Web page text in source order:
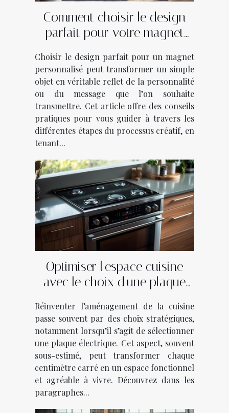
Comment choisir le design
parfait pour votre magnet
Choisir le design parfait pour un magnet
personnalisé peut transformer un simple
objet en véritable reflet de la personnalité
ou du message que l’on souhaite
transmettre. Cet article offre des conseils
pratiques pour vous guider à travers les
différentes étapes du processus créatif, en
tenant...
Optimiser l'espace cuisine
avec le choix d'une plaque
Réinventer l’aménagement de la cuisine
passe souvent par des choix stratégiques,
notamment lorsqu’il s’agit de sélectionner
une plaque électrique. Cet aspect, souvent
sous-estimé, peut transformer chaque
centimètre carré en un espace fonctionnel
et agréable à vivre. Découvrez dans les
paragraphes...